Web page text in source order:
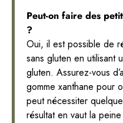
Peut-on faire des
?
Oui, il est possible de
sans gluten en utilisant
gluten. Assurez-vous
gomme xanthane pour
peut nécessiter
résultat en vaut la